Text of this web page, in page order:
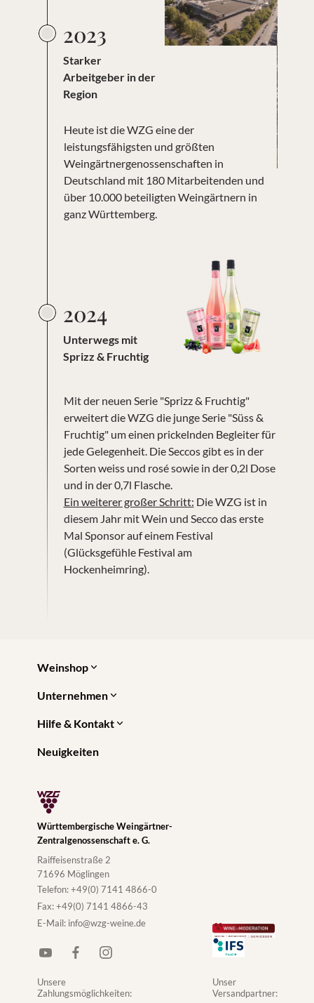
2023
Starker
Arbeitgeber in der
Region
Heute ist die WZG eine der
leistungsfähigsten und größten
Weingärtnergenossenschaften in
Deutschland mit 180 Mitarbeitenden und
über 10.000 beteiligten Weingärtnern in
ganz Württemberg.
2024
Unterwegs mit
Sprizz & Fruchtig
Mit der neuen Serie "Sprizz & Fruchtig"
erweitert die WZG die junge Serie "Süss &
Fruchtig" um einen prickelnden Begleiter für
jede Gelegenheit. Die Seccos gibt es in der
Sorten weiss und rosé sowie in der 0,2l Dose
und in der 0,7l Flasche.
Ein weiterer großer Schritt: Die WZG ist in
diesem Jahr mit Wein und Secco das erste
Mal Sponsor auf einem Festival
(Glücksgefühle Festival am
Hockenheimring).
Württembergische Weingärtner-
Zentralgenossenschaft e. G.
Raiffeisenstraße 2
71696 Möglingen
Telefon: +49(0) 7141 4866-0
Fax: +49(0) 7141 4866-43
E-Mail: info@wzg-weine.de
Weinshop
Unternehmen
Hilfe & Kontakt
Neuigkeiten
Unsere
Zahlungsmöglichkeiten:
Unser
Versandpartner: